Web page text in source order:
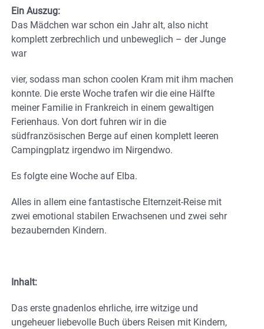
Ein Auszug:
Das Mädchen war schon ein Jahr alt, also nicht
komplett zerbrechlich und unbeweglich – der Junge
war
vier, sodass man schon coolen Kram mit ihm machen
konnte. Die erste Woche trafen wir die eine Hälfte
meiner Familie in Frankreich in einem gewaltigen
Ferienhaus. Von dort fuhren wir in die
südfranzösischen Berge auf einen komplett leeren
Campingplatz irgendwo im Nirgendwo.
Es folgte eine Woche auf Elba.
Alles in allem eine fantastische Elternzeit-Reise mit
zwei emotional stabilen Erwachsenen und zwei sehr
bezaubernden Kindern.
Inhalt:
Das erste gnadenlos ehrliche, irre witzige und
ungeheuer liebevolle Buch übers Reisen mit Kindern,